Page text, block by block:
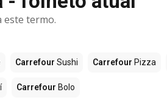
este termo.
Carrefour Sushi Carrefour Pizza
Carrefour Bolo